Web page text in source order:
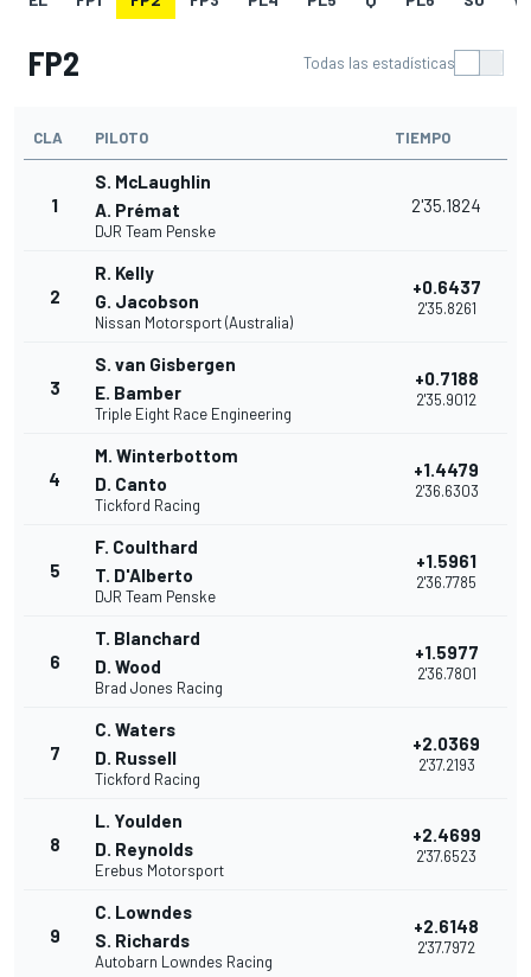
FP2 Todas las estadísticas
CLA PILOTO TIEMPO
1
S. McLaughlin
A. Prémat
DJR Team Penske
2'35.1824
2
R. Kelly
G. Jacobson
Nissan Motorsport (Australia)
+0.6437
2'35.8261
3
S. van Gisbergen
E. Bamber
Triple Eight Race Engineering
+0.7188
2'35.9012
4
M. Winterbottom
D. Canto
Tickford Racing
+1.4479
2'36.6303
5
F. Coulthard
T. D'Alberto
DJR Team Penske
+1.5961
2'36.7785
6
T. Blanchard
D. Wood
Brad Jones Racing
+1.5977
2'36.7801
7
C. Waters
D. Russell
Tickford Racing
+2.0369
2'37.2193
8
L. Youlden
D. Reynolds
Erebus Motorsport
+2.4699
2'37.6523
9
C. Lowndes
S. Richards
Autobarn Lowndes Racing
+2.6148
2'37.7972